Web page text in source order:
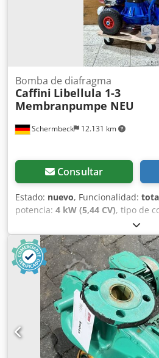
Schermbeck 12.131 km
Bomba de diafragma
Caffini Libellula 1-3
Membranpumpe NEU
Consultar
Estado: nuevo, Funcionalidad:
potencia: 4 kW (5,44 CV), tipo de
53 kg
2026, Caffini Libellula 1-3 bomba
Caffini Libellula 1-3 bomba de
Equivalente a Wacker Neuson PDI
Altura de bombeo 7 m | Caudal
| Motor de gasolina Honda GX
Material sólido hasta 6 cm |
y accesorios Cjdpfxszh Exxo Ab
Fabricante: Caffini Modelo: Libellula
Peso: 53,5 kg Altura de bombeo: 7
Diámetro de salida: 80 mm Motor: